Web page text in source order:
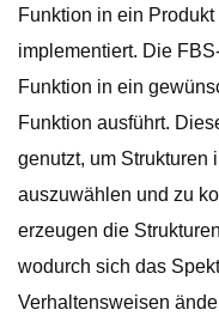
Funktion in ein
implementiert. Die
Funktion in ein
Funktion ausführt.
genutzt, um Strukturen
auszuwählen und zu
erzeugen die
wodurch sich das
Verhaltensweisen